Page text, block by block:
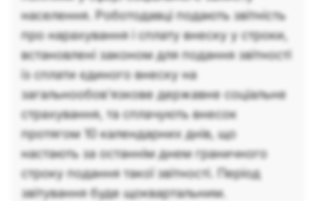
населення. Роботодавці подають звітність
про нарахування і сплату внеску у строки,
встановлені законом для подання звітності
із сплати єдиного внеску на
загальнообов’язкове державне соціальне
страхування, та сплачують внесок
протягом 10 календарних днів, що
настають за останнім днем граничного
строку подання такої звітності. Період
звітування буде щоквартальним.